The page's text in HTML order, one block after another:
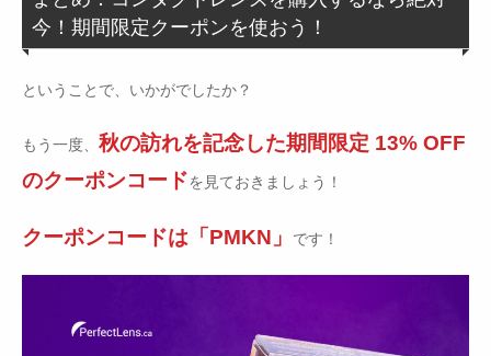
今！期間限定クーポンを使おう！
ということで、いかがでしたか？
もう一度、 秋の訪れを記念した期間限定 13% OFF
のクーポンコードを見ておきましょう！
クーポンコードは「PMKN」 です！